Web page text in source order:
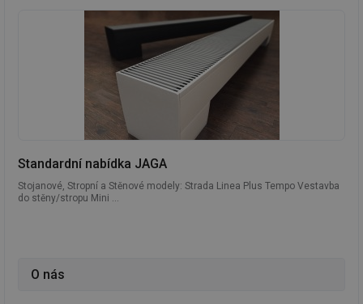
Standardní nabídka JAGA
Stojanové, Stropní a Stěnové modely: Strada Linea Plus Tempo Vestavba
do stěny/stropu Mini ...
O nás